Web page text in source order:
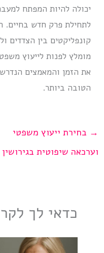
יכולה להיות המפתח
לתחילת פרק חדש בחיים.
קונפליקטים בין הצדדים
מומלץ לפנות לייעוץ
את הזמן והמאמצים
הטובה ביותר.
→ בחירת ייעוץ משפטי
וערכאה שיפוטית בגירושין
כדאי לך